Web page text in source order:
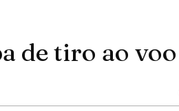
de tiro ao voo